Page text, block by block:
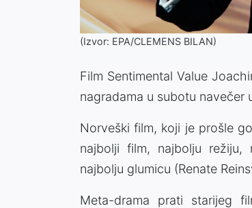
(Izvor: EPA/CLEMENS BILAN)
Film Sentimental Value
nagradama u subotu navečer
Norveški film, koji je prošle
najbolji film, najbolju režiju,
najbolju glumicu (Renate
Meta-drama prati starijeg